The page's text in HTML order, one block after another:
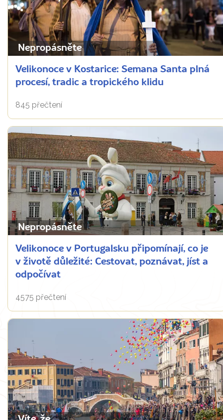
Nepropásněte
Velikonoce v Kostarice: Semana Santa plná
procesí, tradic a tropického klidu
845 přečtení
Nepropásněte
Velikonoce v Portugalsku připomínají, co je
v životě důležité: Cestovat, poznávat, jíst a
odpočívat
4575 přečtení